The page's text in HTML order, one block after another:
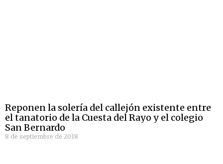
Reponen la solería del callejón existente entre
el tanatorio de la Cuesta del Rayo y el colegio
San Bernardo
8 de septiembre de 2018